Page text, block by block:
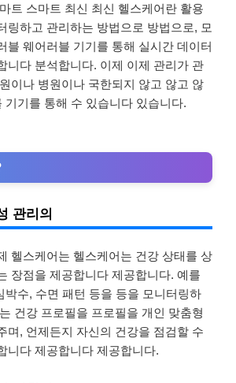
트 스마트 최신 최신 헬스케어란 활용
링하고 관리하는 방법으로 방법으로, 모
블 웨어러블 기기를 통해 실시간 데이터
니다 분석합니다. 이제 이제 관리가 관
이나 병원이나 국한되지 않고 않고 않
기기를 통해 수 있습니다 있습니다.
관리의
헬스케어는 헬스케어는 건강 상태를 상
장점을 제공합니다 제공합니다. 예를
박수, 수면 패턴 등을 등을 모니터링하
건강 프로필을 프로필을 개인 맞춤형
며, 언제든지 자신의 건강을 점검할 수
니다 제공합니다 제공합니다.